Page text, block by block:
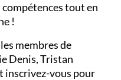
tout en
!
membres de
Denis, Tristan
inscrivez-vous pour